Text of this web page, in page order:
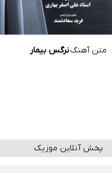
متن آهنگنرگس بیمار
پخش آنلاین موزیک